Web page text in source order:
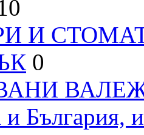
И
0
ВАЛЕЖИ
България,